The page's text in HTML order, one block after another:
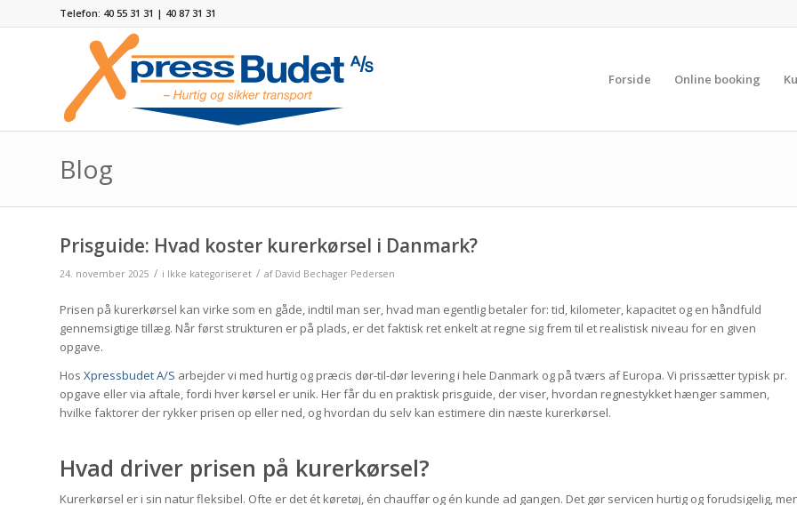
Telefon: 40 55 31 31 | 40 87 31 31
Forside Online booking
Blog
Prisguide: Hvad koster kurerkørsel i Danmark?
24. november 2025 / i Ikke kategoriseret / af David Bechager Pedersen
Prisen på kurerkørsel kan virke som en gåde, indtil man ser, hvad man egentlig betaler for: tid, kilometer, kapacitet og en håndfuld
gennemsigtige tillæg. Når først strukturen er på plads, er det faktisk ret enkelt at regne sig frem til et realistisk niveau for en given
opgave.
Hos Xpressbudet A/S arbejder vi med hurtig og præcis dør-til-dør levering i hele Danmark og på tværs af Europa. Vi prissætter typisk pr.
opgave eller via aftale, fordi hver kørsel er unik. Her får du en praktisk prisguide, der viser, hvordan regnestykket hænger sammen,
hvilke faktorer der rykker prisen op eller ned, og hvordan du selv kan estimere din næste kurerkørsel.
Hvad driver prisen på kurerkørsel?
Kurerkørsel er i sin natur fleksibel. Ofte er det ét køretøj, én chauffør og én kunde ad gangen. Det gør servicen hurtig og forudsigelig,